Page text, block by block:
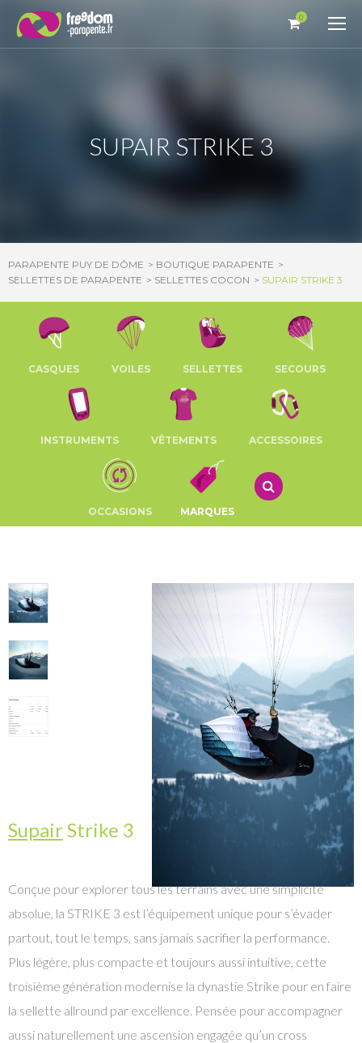
0
SUPAIR STRIKE 3
PARAPENTE PUY DE DÔME
BOUTIQUE PARAPENTE
SELLETTES DE PARAPENTE
SELLETTES COCON SUPAIR STRIKE 3
CASQUES VOILES SELLETTES SECOURS
INSTRUMENTS VÊTEMENTS ACCESSOIRES
OCCASIONS MARQUES
SupairStrike 3
Conçue pour explorer tous les terrains avec une simplicité
absolue, la STRIKE 3 est l’équipement unique pour s’évader
partout, tout le temps, sans jamais sacrifier la performance.
Plus légère, plus compacte et toujours aussi intuitive, cette
troisième génération modernise la dynastie Strike pour en faire
la sellette allround par excellence. Pensée pour accompagner
aussi naturellement une ascension engagée qu’un cross